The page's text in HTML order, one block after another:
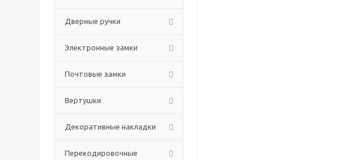
Дверные ручки
Электронные замки
Почтовые замки
Вертушки
Декоративные накладки
Перекодировочные